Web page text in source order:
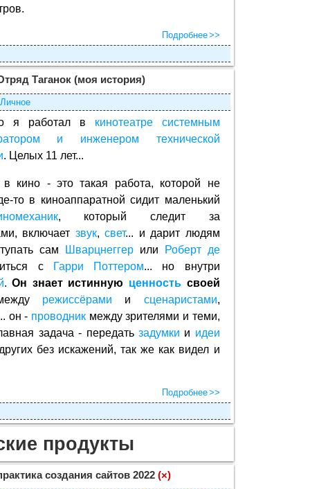
Подробнее
Таганок (моя история)
Личное
я работал в кинотеатре
системным
и инженером технической
. Целых 11 лет...
в кино - это такая работа, которой не
то в киноаппаратной сидит маленький
, который следит за
включает звук, свет... и дарит людям
сам
Шварцнеггерили
Роберт де
с
Гарри Поттером... но внутри
.Он знает истинную ценностьсвоей
режиссёрами и сценаристами,
он - проводникмежду зрителями и теми,
задача - передать задумки и идеи
без искажений, так же как видел и
Подробнее
продукты
создания сайтов 2022 (×)